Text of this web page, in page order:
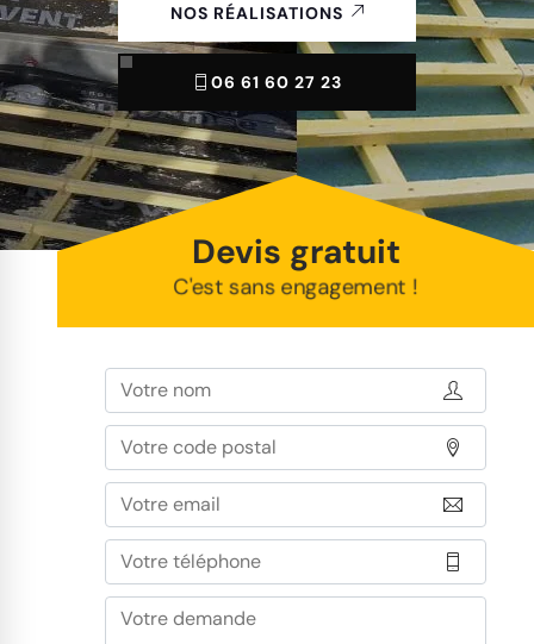
NOS RÉALISATIONS
06 61 60 27 23
Devis gratuit
C'est sans engagement !